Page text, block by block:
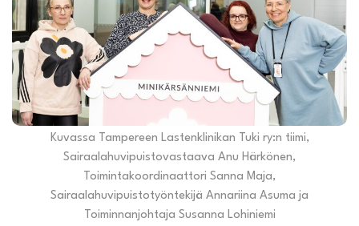
Kuvassa Tampereen Lastenklinikan Tuki ry:n tiimi,
Sairaalahuvipuistovastaava Anu Härkönen,
Toimintakoordinaattori Sanna Maja,
Sairaalahuvipuistotyöntekijä Annariina Asuma ja
Toiminnanjohtaja Susanna Lohiniemi